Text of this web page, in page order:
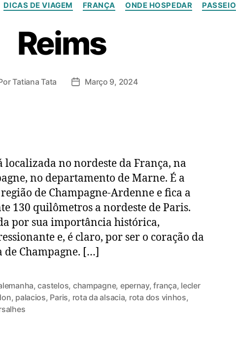
DICAS DE VIAGEM FRANÇA ONDE HOSPEDAR PASSEIO
Reims
Tatiana Tata Março 9, 2024
localizada no nordeste da França, na
no departamento de Marne. É a
de Champagne-Ardenne e fica a
130 quilômetros a nordeste de Paris.
por sua importância histórica,
e, é claro, por ser o coração da
Champagne. […]
,castelos, champagne, epernay,frança, lecler
, palacios, Paris, rota da alsacia, rota dos vinhos,